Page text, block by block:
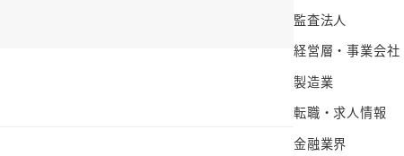
監査法人
経営層・事業会社
製造業
転職・求人情報
金融業界